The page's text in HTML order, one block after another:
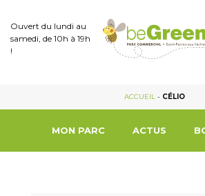
Ouvert du lundi au
samedi, de 10h à 19h
!
ACCUEIL - CÉLIO
MON PARC ACTUS